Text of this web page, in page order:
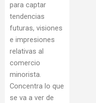
para captar
tendencias
futuras, visiones
e impresiones
relativas al
comercio
minorista.
Concentra lo que
se va a ver de